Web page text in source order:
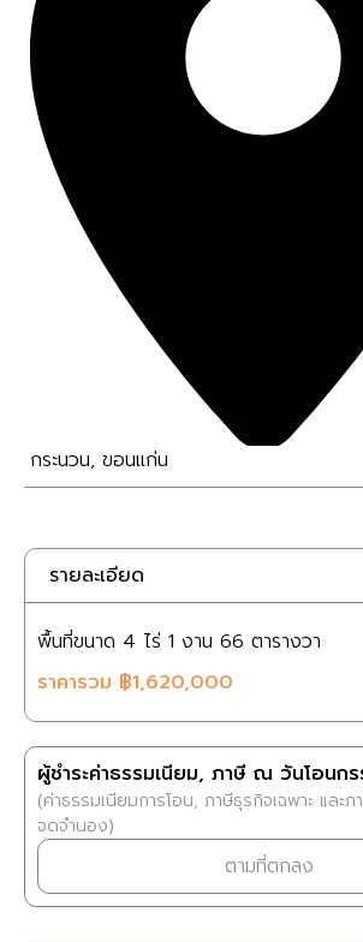
กระนวน, ขอนแก่น
รายละเอียด
พื้นที่ขนาด 4 ไร่ 1 งาน 66 ตารางวา
ราคารวม ฿1,620,000
ผู้ชำระค่าธรรมเนียม, ภาษี ณ วันโอนก
(ค่าธรรมเนียมการโอน, ภาษีธุรกิจเฉพาะ และภ
จดจำนอง)
ตามที่ตกลง